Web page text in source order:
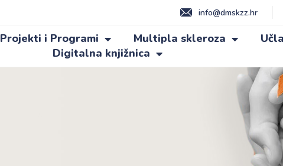
info@dmskzz.hr
Projekti i Programi Multipla skleroza
Digitalna knjižnica